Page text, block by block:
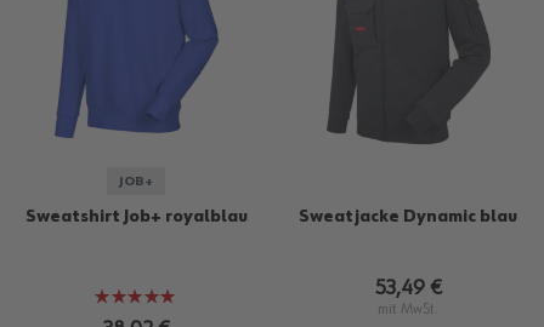
JOB+
Sweatshirt Job+ royalblau
Bewertung:
100%
Sweatjacke Dynamic blau
53,49 €
mit MwSt.